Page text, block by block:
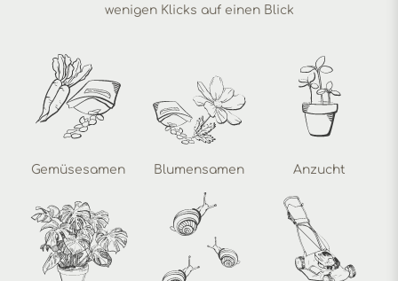
wenigen Klicks auf einen Blick
Gemüsesamen Blumensamen Anzucht